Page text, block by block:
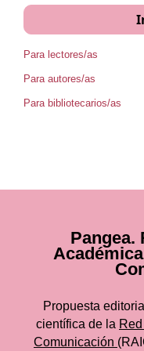
Para lectores/as
Para autores/as
Para bibliotecarios/as
Pangea.
Propuesta
científica de la
Comunicación